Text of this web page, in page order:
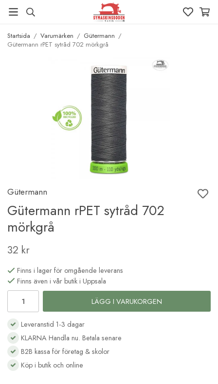
Startsida / Varumärken / Gütermann /
Gütermann rPET sytråd 702 mörkgrå
Gütermann
Gütermann rPET sytråd 702
mörkgrå
32 kr
Finns i lager för omgående leverans
Finns även i vår butik i Uppsala
LÄGG I VARUKORGEN
Leveranstid 1-3 dagar
KLARNA Handla nu. Betala senare
B2B kassa för företag & skolor
Köp i butik och online